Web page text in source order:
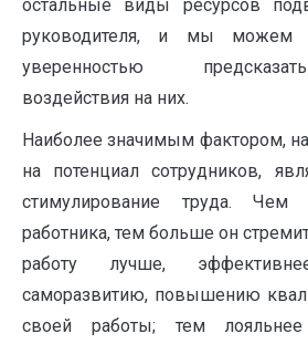
остальные виды ресурсов
руководителя, и мы можем
уверенностью
воздействия на них.
Наиболее значимым фактором,
на потенциал сотрудников,
стимулирование труда.
работника, тем больше он
работу лучше,
саморазвитию, повышению
своей работы; тем